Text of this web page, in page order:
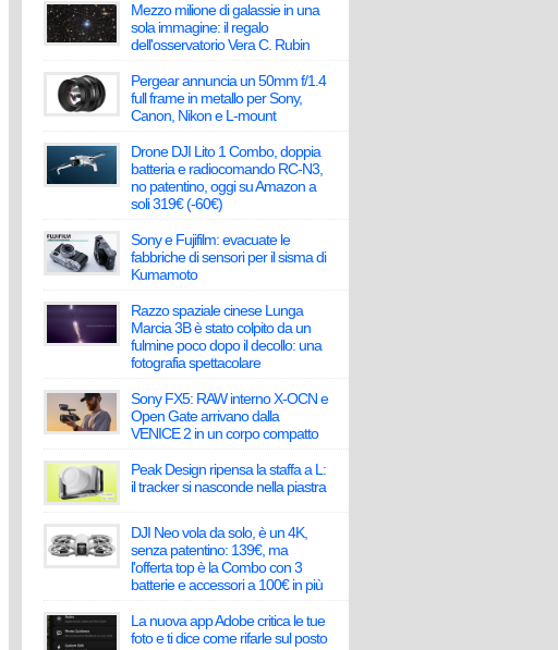
Mezzo milione di galassie in una
sola immagine: il regalo
dell'osservatorio Vera C. Rubin
Pergear annuncia un 50mm f/1.4
full frame in metallo per Sony,
Canon, Nikon e L-mount
Drone DJI Lito 1 Combo, doppia
batteria e radiocomando RC-N3,
no patentino, oggi su Amazon a
soli 319€ (-60€)
Sony e Fujifilm: evacuate le
fabbriche di sensori per il sisma di
Kumamoto
Razzo spaziale cinese Lunga
Marcia 3B è stato colpito da un
fulmine poco dopo il decollo: una
fotografia spettacolare
Sony FX5: RAW interno X-OCN e
Open Gate arrivano dalla
VENICE 2 in un corpo compatto
Peak Design ripensa la staffa a L:
il tracker si nasconde nella piastra
DJI Neo vola da solo, è un 4K,
senza patentino: 139€, ma
l'offerta top è la Combo con 3
batterie e accessori a 100€ in più
La nuova app Adobe critica le tue
foto e ti dice come rifarle sul posto